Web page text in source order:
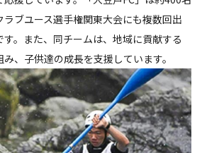
ブユース選手権関東大会にも複数回出
。また、同チームは、地域に貢献する
、子供達の成長を支援しています。